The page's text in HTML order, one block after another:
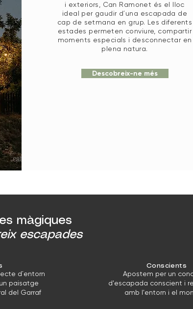
i exteriors, Can Ramonet és el lloc
ideal per gaudir d´una escapada de
cap de setmana en grup. Les diferents
estades permeten conviure, compartir
moments especials i desconnectar en
plena natura.
Descobreix-ne més
màgiques
escapades
d´entorn
paisatge
del Garraf
Conscients
Apostem per un
d'escapada conscient i
amb l'entorn i el